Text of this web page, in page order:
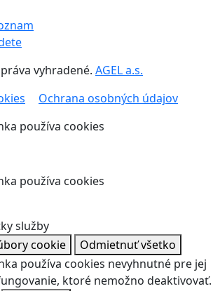
vyhradené. AGEL a.s.
Ochrana osobných údajov
používa cookies
používa cookies
služby
cookie
Odmietnuť všetko
používa cookies nevyhnutné pre jej
ktoré nemožno deaktivovať.